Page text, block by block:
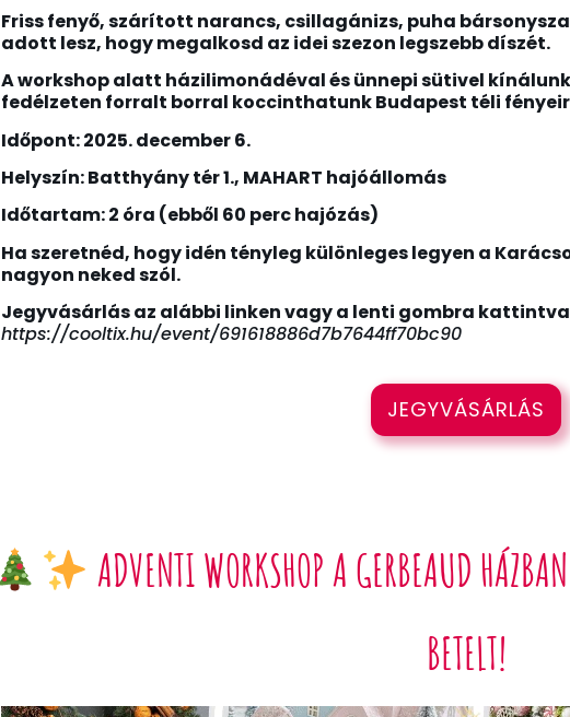
Friss fenyő, szárított narancs, csillagánizs, puha
adott lesz, hogy megalkosd az idei szezon legszebb díszét.
A workshop alatt házilimonádéval és ünnepi sütivel
fedélzeten forralt borral koccinthatunk Budapest téli
Időpont: 2025. december 6.
Helyszín: Batthyány tér 1., MAHART hajóállomás
Időtartam: 2 óra (ebből 60 perc hajózás)
Ha szeretnéd, hogy idén tényleg különleges legyen a
nagyon neked szól.
Jegyvásárlás az alábbi linkenvagy a lenti gombra
https://cooltix.hu/event/691618886d7b7644ff70bc90
JEGYVÁSÁRLÁS
ADVENTI WORKSHOP A GERBEAUD
BETELT!